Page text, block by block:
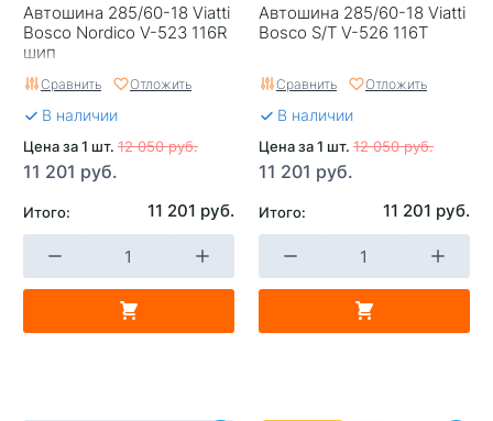
Автошина 285/60-18 Viatti
Bosco Nordico V-523 116R
шип
Сравнить Отложить
В наличии
Цена за 1 шт. 12 050 руб.
11 201 руб.
Итого: 11 201 руб.
Автошина 285/60-18 Viatti
Bosco S/T V-526 116T
Сравнить Отложить
В наличии
Цена за 1 шт. 12 050 руб.
11 201 руб.
Итого: 11 201 руб.